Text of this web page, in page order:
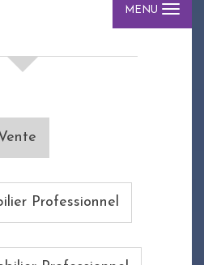
MENU
Professionnel